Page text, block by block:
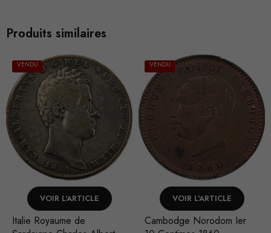
Produits similaires
VENDU
VOIR L'ARTICLE
Cambodge Norodom Ier
VENDU
VOIR L'ARTICLE
Allemagne Cité de